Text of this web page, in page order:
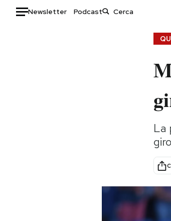
Newsletter Podcast
Consumismi
Storie/Idee
Ok Boomer!
Altrecose
Mondiali
La